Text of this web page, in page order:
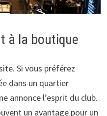
à la boutique
Si vous préférez
dans un quartier
annonce l’esprit du club.
un avantage pour un